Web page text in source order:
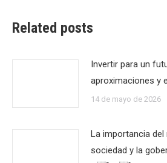
Related posts
Invertir para un
aproximaciones
14 de mayo de 2026
La importancia
sociedad y la